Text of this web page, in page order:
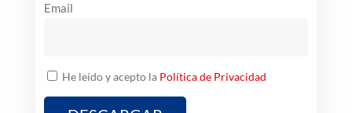
Email
He leído y acepto la Política de Privacidad